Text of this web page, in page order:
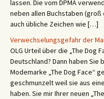
lassen. Die vom DPMA
neben allen Buchstaben
auch übliche Zeichen wie […]
Verwechselungsgefahr der
OLG Urteil über die „The Dog
Deutschland? Dann haben
Modemarke „The Dog Face“
geschmunzelt weil sie aus
haben. Sie mir Ihrer neuen